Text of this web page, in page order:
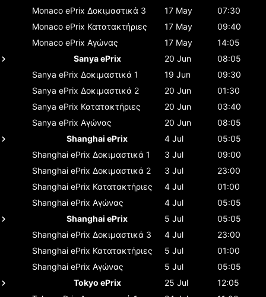
Monaco ePrix Δοκιμαστικά 3 17 May
07:30
Monaco ePrix Κατατακτήριες 17 May
09:40
Monaco ePrix Αγώνας 17 May
14:05
Sanya ePrix
20 Jun
08:05
Sanya ePrix Δοκιμαστικά 1 19 Jun
09:30
Sanya ePrix Δοκιμαστικά 2 20 Jun
01:30
Sanya ePrix Κατατακτήριες 20 Jun
03:40
Sanya ePrix Αγώνας 20 Jun
08:05
Shanghai ePrix
4 Jul
05:05
Shanghai ePrix Δοκιμαστικά 1 3 Jul
09:00
Shanghai ePrix Δοκιμαστικά 2 3 Jul
23:00
Shanghai ePrix Κατατακτήριες 4 Jul
01:00
Shanghai ePrix Αγώνας 4 Jul
05:05
Shanghai ePrix
5 Jul
05:05
Shanghai ePrix Δοκιμαστικά 3 4 Jul
23:00
Shanghai ePrix Κατατακτήριες 5 Jul
01:00
Shanghai ePrix Αγώνας 5 Jul
05:05
Tokyo ePrix
25 Jul
12:05